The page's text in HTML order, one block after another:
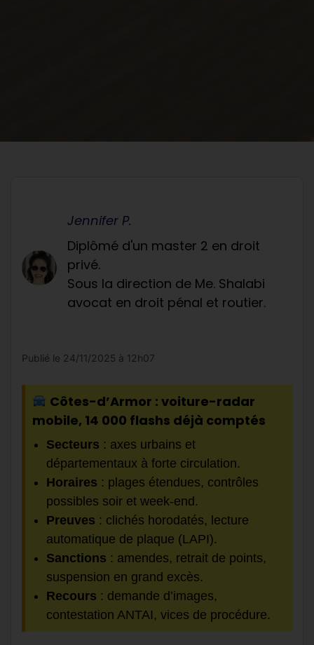
Jennifer P.
Diplômé d'un master 2 en droit
privé.
Sous la direction de Me. Shalabi
avocat en droit pénal et routier.
Publié le 24/11/2025 à 12h07
Côtes-d’Armor : voiture-radar
mobile, 14 000 flashs déjà comptés
Secteurs : axes urbains et
départementaux à forte circulation.
Horaires : plages étendues, contrôles
possibles soir et week-end.
Preuves : clichés horodatés, lecture
automatique de plaque (LAPI).
Sanctions : amendes, retrait de points,
suspension en grand excès.
Recours : demande d’images,
contestation ANTAI, vices de procédure.